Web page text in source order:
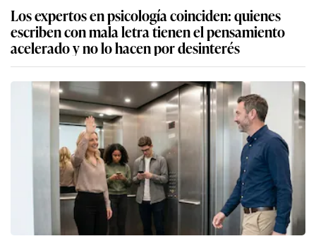
Los expertos en psicología coinciden: quienes
escriben con mala letra tienen el pensamiento
acelerado y no lo hacen por desinterés